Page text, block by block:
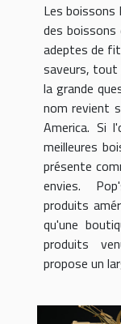
Les boissons
des
adeptes de
saveurs, tout
la grande
nom revient
America. Si
meilleures
présente
envies.
produits
qu'une
produits
propose un